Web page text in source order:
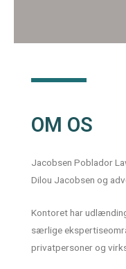
OM OS
Jacobsen Poblador
Dilou Jacobsen og
Kontoret har
særlige
privatpersoner og